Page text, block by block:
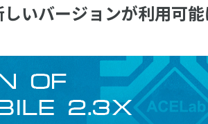
いバージョンが利用可